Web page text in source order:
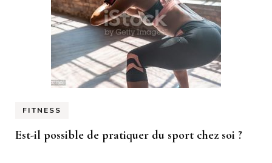
FITNESS
Est-il possible de pratiquer du sport chez soi ?